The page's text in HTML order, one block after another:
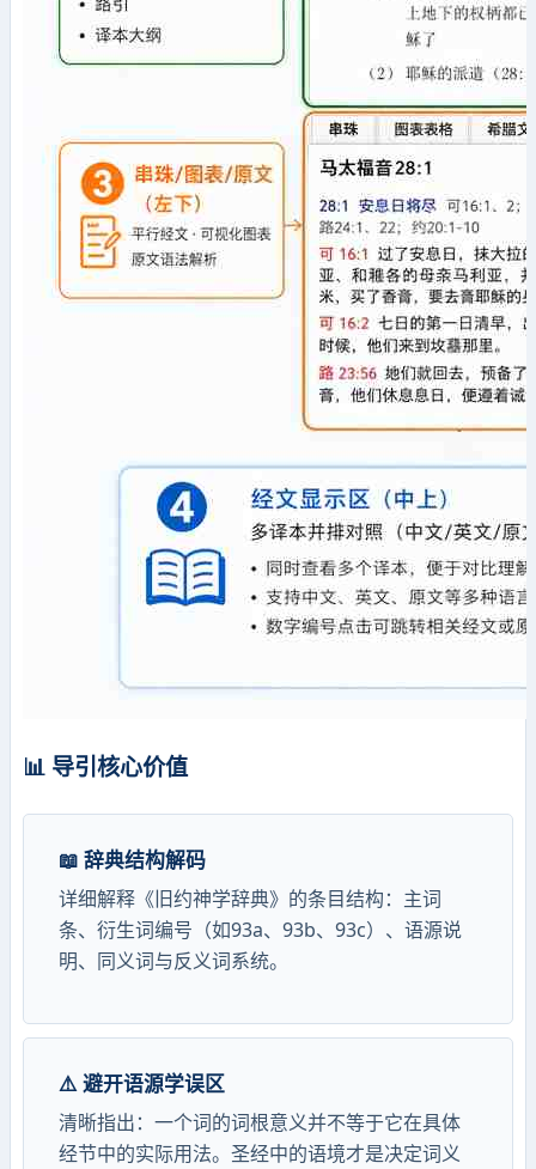
📊 导引核心价值
📖 辞典结构解码
详细解释《旧约神学辞典》的条目结构：主词
条、衍生词编号（如93a、93b、93c）、语源说
明、同义词与反义词系统。
⚠️ 避开语源学误区
清晰指出：一个词的词根意义并不等于它在具体
经节中的实际用法。圣经中的语境才是决定词义